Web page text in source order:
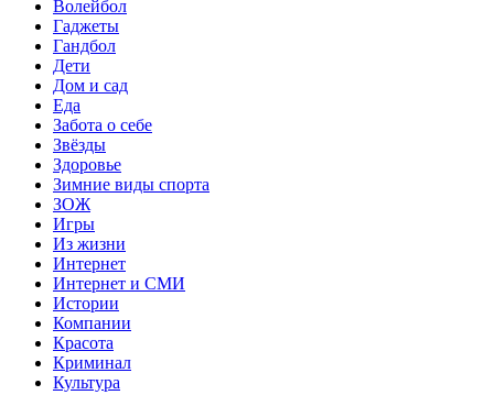
Волейбол
Гаджеты
Гандбол
Дети
Дом и сад
Еда
Забота о себе
Звёзды
Здоровье
Зимние виды спорта
ЗОЖ
Игры
Из жизни
Интернет
Интернет и СМИ
Истории
Компании
Красота
Криминал
Культура